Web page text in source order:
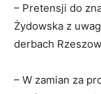
– Pretensji do
Żydowska z
derbach
– W zamian za